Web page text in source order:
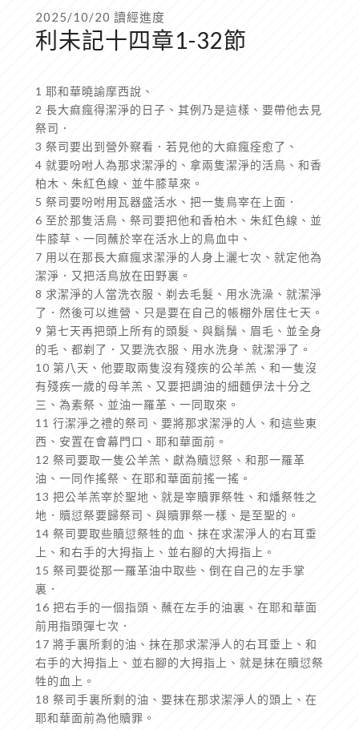
2025/10/20 讀經進度
利未記十四章1-32節
1 耶和華曉諭摩西說、
2 長大痲瘋得潔淨的日子、其例乃是這樣、要帶他去見
祭司．
3 祭司要出到營外察看．若見他的大痲瘋痊愈了、
4 就要吩咐人為那求潔淨的、拿兩隻潔淨的活鳥、和香
柏木、朱紅色線、並牛膝草來。
5 祭司要吩咐用瓦器盛活水、把一隻鳥宰在上面．
6 至於那隻活鳥、祭司要把他和香柏木、朱紅色線、並
牛膝草、一同蘸於宰在活水上的鳥血中、
7 用以在那長大痲瘋求潔淨的人身上灑七次、就定他為
潔淨．又把活鳥放在田野裏。
8 求潔淨的人當洗衣服、剃去毛髮、用水洗澡、就潔淨
了．然後可以進營、只是要在自己的帳棚外居住七天。
9 第七天再把頭上所有的頭髮、與鬍鬚、眉毛、並全身
的毛、都剃了．又要洗衣服、用水洗身、就潔淨了。
10 第八天、他要取兩隻沒有殘疾的公羊羔、和一隻沒
有殘疾一歲的母羊羔、又要把調油的細麵伊法十分之
三、為素祭、並油一羅革、一同取來。
11 行潔淨之禮的祭司、要將那求潔淨的人、和這些東
西、安置在會幕門口、耶和華面前。
12 祭司要取一隻公羊羔、獻為贖愆祭、和那一羅革
油、一同作搖祭、在耶和華面前搖一搖。
13 把公羊羔宰於聖地、就是宰贖罪祭牲、和燔祭牲之
地．贖愆祭要歸祭司、與贖罪祭一樣、是至聖的。
14 祭司要取些贖愆祭牲的血、抹在求潔淨人的右耳垂
上、和右手的大拇指上、並右腳的大拇指上。
15 祭司要從那一羅革油中取些、倒在自己的左手掌
裏．
16 把右手的一個指頭、蘸在左手的油裏、在耶和華面
前用指頭彈七次．
17 將手裏所剩的油、抹在那求潔淨人的右耳垂上、和
右手的大拇指上、並右腳的大拇指上、就是抹在贖愆祭
牲的血上。
18 祭司手裏所剩的油、要抹在那求潔淨人的頭上、在
耶和華面前為他贖罪。